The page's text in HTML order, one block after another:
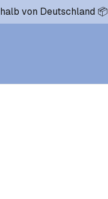
von Deutschland 📦